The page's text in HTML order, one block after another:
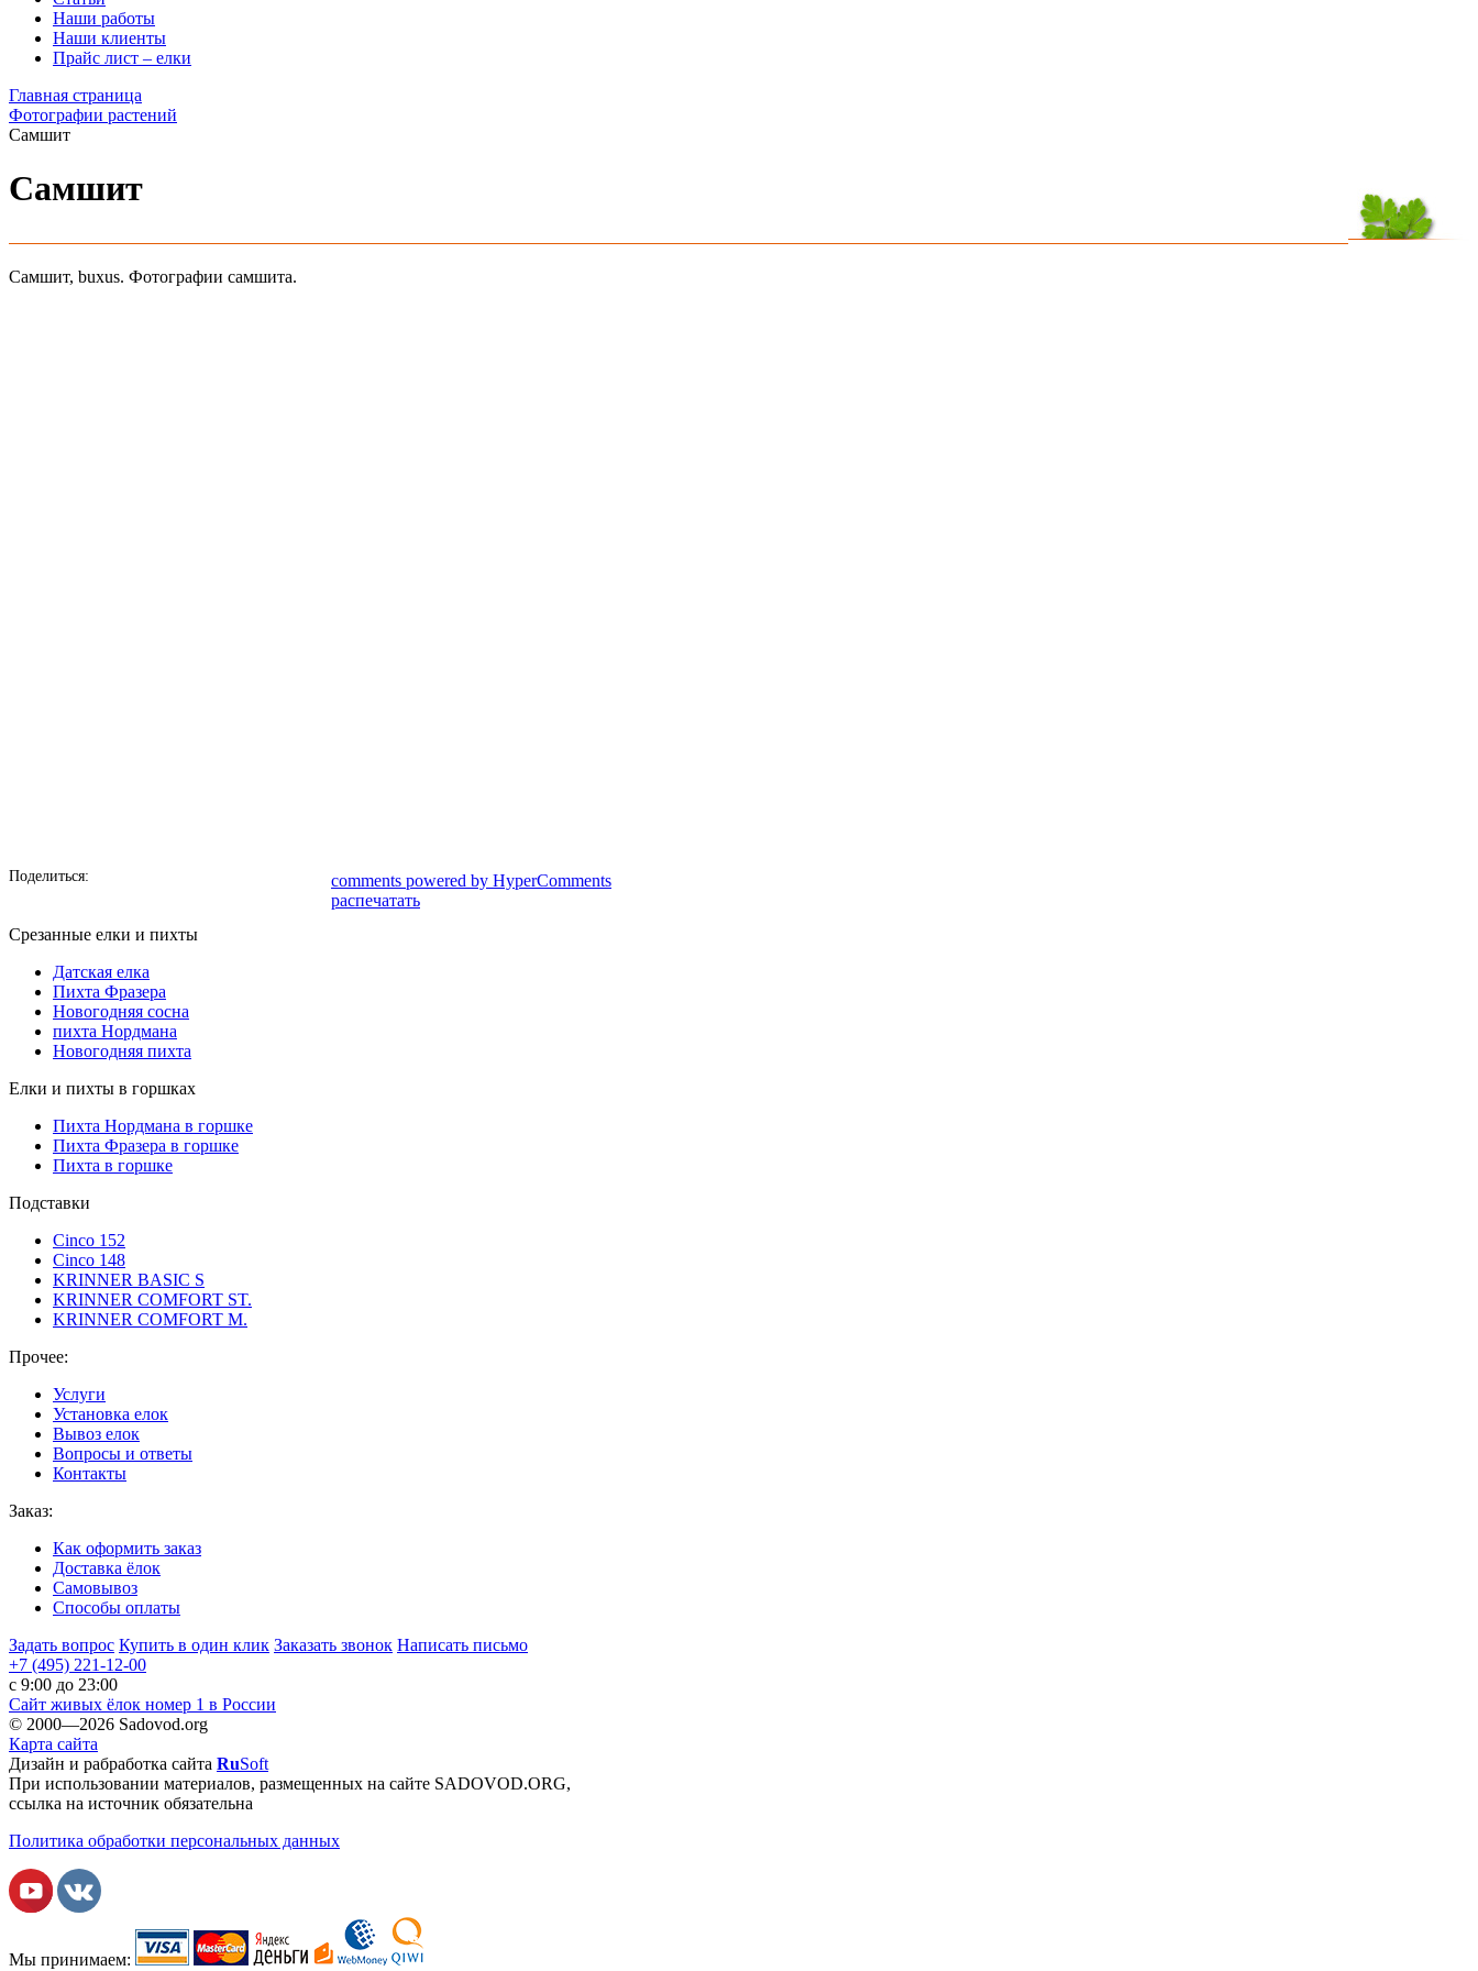
Наши работы
Наши клиенты
Прайс лист – елки
Главная страница
Фотографии растений
Самшит
Самшит
Самшит, buxus. Фотографии самшита.
Поделиться:
comments powered by HyperComments
распечатать
Срезанные елки и пихты
Датская елка
Пихта Фразера
Новогодняя сосна
пихта Нордмана
Новогодняя пихта
Елки и пихты в горшках
Пихта Нордмана в горшке
Пихта Фразера в горшке
Пихта в горшке
Подставки
Cinco 152
Cinco 148
KRINNER BASIC S
KRINNER COMFORT ST.
KRINNER COMFORT М.
Прочее:
Услуги
Установка елок
Вывоз елок
Вопросы и ответы
Контакты
Заказ:
Как оформить заказ
Доставка ёлок
Самовывоз
Способы оплаты
Задать вопрос Купить в один клик Заказать звонок Написать письмо
+7 (495) 221-12-00
c 9:00 до 23:00
Сайт живых ёлок номер 1 в России
© 2000—2026 Sadovod.org
Карта сайта
Дизайн и рабработка сайта RuSoft
При использовании материалов, размещенных на сайте SADOVOD.ORG,
ссылка на источник обязательна
Политика обработки персональных данных
Мы принимаем: